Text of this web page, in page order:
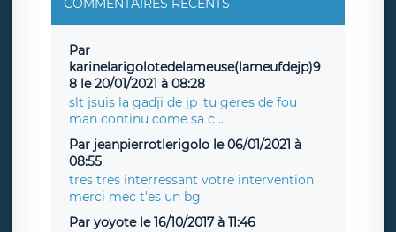
COMMENTAIRES RÉCENTS
Par
karinelarigolotedelameuse(lameufdejp)9
8 le 20/01/2021 à 08:28
slt jsuis la gadji de jp ,tu geres de fou
man continu come sa c ...
Par jeanpierrotlerigolo le 06/01/2021 à
08:55
tres tres interressant votre intervention
merci mec t'es un bg
Par yoyote le 16/10/2017 à 11:46